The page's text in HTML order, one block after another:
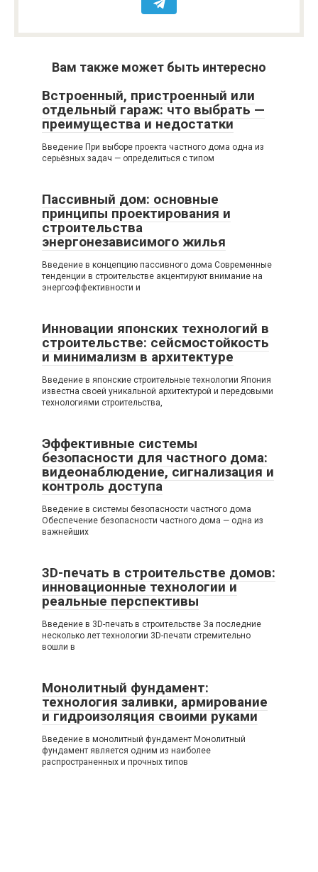
Вам также может быть интересно
Встроенный, пристроенный или
отдельный гараж: что выбрать —
преимущества и недостатки
Введение При выборе проекта частного дома одна из
серьёзных задач — определиться с типом
Пассивный дом: основные
принципы проектирования и
строительства
энергонезависимого жилья
Введение в концепцию пассивного дома Современные
тенденции в строительстве акцентируют внимание на
энергоэффективности и
Инновации японских технологий в
строительстве: сейсмостойкость
и минимализм в архитектуре
Введение в японские строительные технологии Япония
известна своей уникальной архитектурой и передовыми
технологиями строительства,
Эффективные системы
безопасности для частного дома:
видеонаблюдение, сигнализация и
контроль доступа
Введение в системы безопасности частного дома
Обеспечение безопасности частного дома — одна из
важнейших
3D-печать в строительстве домов:
инновационные технологии и
реальные перспективы
Введение в 3D-печать в строительстве За последние
несколько лет технологии 3D-печати стремительно
вошли в
Монолитный фундамент:
технология заливки, армирование
и гидроизоляция своими руками
Введение в монолитный фундамент Монолитный
фундамент является одним из наиболее
распространенных и прочных типов